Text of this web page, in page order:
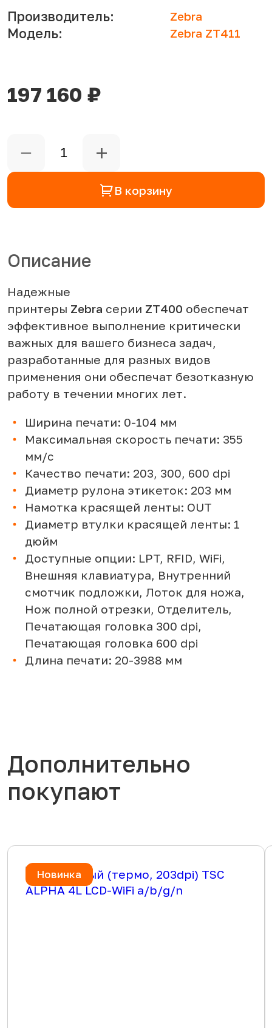
Производитель: Zebra
Модель: Zebra ZT411
197 160 ₽
В корзину
Описание
Надежные
принтеры Zebra серии ZT400 обеспечат
эффективное выполнение критически
важных для вашего бизнеса задач,
разработанные для разных видов
применения они обеспечат безотказную
работу в течении многих лет.
Ширина печати: 0-104 мм
Максимальная скорость печати: 355
мм/с
Качество печати: 203, 300, 600 dpi
Диаметр рулона этикеток: 203 мм
Намотка красящей ленты: OUT
Диаметр втулки красящей ленты: 1
дюйм
Доступные опции: LPT, RFID, WiFi,
Внешняя клавиатура, Внутренний
смотчик подложки, Лоток для ножа,
Нож полной отрезки, Отделитель,
Печатающая головка 300 dpi,
Печатающая головка 600 dpi
Длина печати: 20-3988 мм
Дополнительно
покупают
Новинка